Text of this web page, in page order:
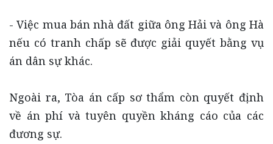
- Việc mua bán nhà đất giữa ông Hải và ông Hà
nếu có tranh chấp sẽ được giải quyết bằng vụ
án dân sự khác.
Ngoài ra, Tòa án cấp sơ thẩm còn quyết định
về án phí và tuyên quyền kháng cáo của các
đương sự.